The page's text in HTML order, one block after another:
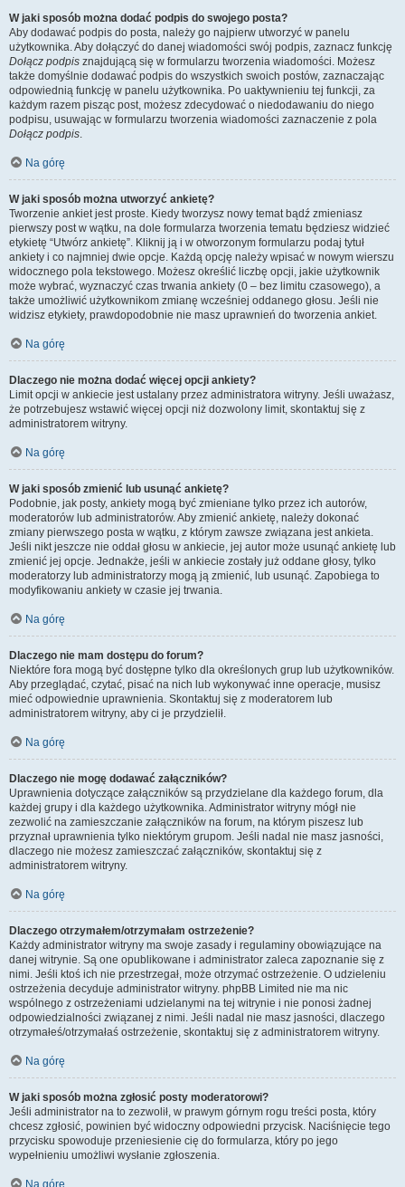
W jaki sposób można dodać podpis do swojego posta?
Aby dodawać podpis do posta, należy go najpierw utworzyć w panelu
użytkownika. Aby dołączyć do danej wiadomości swój podpis, zaznacz funkcję
Dołącz podpis znajdującą się w formularzu tworzenia wiadomości. Możesz
także domyślnie dodawać podpis do wszystkich swoich postów, zaznaczając
odpowiednią funkcję w panelu użytkownika. Po uaktywnieniu tej funkcji, za
każdym razem pisząc post, możesz zdecydować o niedodawaniu do niego
podpisu, usuwając w formularzu tworzenia wiadomości zaznaczenie z pola
Dołącz podpis.
Na górę
W jaki sposób można utworzyć ankietę?
Tworzenie ankiet jest proste. Kiedy tworzysz nowy temat bądź zmieniasz
pierwszy post w wątku, na dole formularza tworzenia tematu będziesz widzieć
etykietę “Utwórz ankietę”. Kliknij ją i w otworzonym formularzu podaj tytuł
ankiety i co najmniej dwie opcje. Każdą opcję należy wpisać w nowym wierszu
widocznego pola tekstowego. Możesz określić liczbę opcji, jakie użytkownik
może wybrać, wyznaczyć czas trwania ankiety (0 – bez limitu czasowego), a
także umożliwić użytkownikom zmianę wcześniej oddanego głosu. Jeśli nie
widzisz etykiety, prawdopodobnie nie masz uprawnień do tworzenia ankiet.
Na górę
Dlaczego nie można dodać więcej opcji ankiety?
Limit opcji w ankiecie jest ustalany przez administratora witryny. Jeśli uważasz,
że potrzebujesz wstawić więcej opcji niż dozwolony limit, skontaktuj się z
administratorem witryny.
Na górę
W jaki sposób zmienić lub usunąć ankietę?
Podobnie, jak posty, ankiety mogą być zmieniane tylko przez ich autorów,
moderatorów lub administratorów. Aby zmienić ankietę, należy dokonać
zmiany pierwszego posta w wątku, z którym zawsze związana jest ankieta.
Jeśli nikt jeszcze nie oddał głosu w ankiecie, jej autor może usunąć ankietę lub
zmienić jej opcje. Jednakże, jeśli w ankiecie zostały już oddane głosy, tylko
moderatorzy lub administratorzy mogą ją zmienić, lub usunąć. Zapobiega to
modyfikowaniu ankiety w czasie jej trwania.
Na górę
Dlaczego nie mam dostępu do forum?
Niektóre fora mogą być dostępne tylko dla określonych grup lub użytkowników.
Aby przeglądać, czytać, pisać na nich lub wykonywać inne operacje, musisz
mieć odpowiednie uprawnienia. Skontaktuj się z moderatorem lub
administratorem witryny, aby ci je przydzielił.
Na górę
Dlaczego nie mogę dodawać załączników?
Uprawnienia dotyczące załączników są przydzielane dla każdego forum, dla
każdej grupy i dla każdego użytkownika. Administrator witryny mógł nie
zezwolić na zamieszczanie załączników na forum, na którym piszesz lub
przyznał uprawnienia tylko niektórym grupom. Jeśli nadal nie masz jasności,
dlaczego nie możesz zamieszczać załączników, skontaktuj się z
administratorem witryny.
Na górę
Dlaczego otrzymałem/otrzymałam ostrzeżenie?
Każdy administrator witryny ma swoje zasady i regulaminy obowiązujące na
danej witrynie. Są one opublikowane i administrator zaleca zapoznanie się z
nimi. Jeśli ktoś ich nie przestrzegał, może otrzymać ostrzeżenie. O udzieleniu
ostrzeżenia decyduje administrator witryny. phpBB Limited nie ma nic
wspólnego z ostrzeżeniami udzielanymi na tej witrynie i nie ponosi żadnej
odpowiedzialności związanej z nimi. Jeśli nadal nie masz jasności, dlaczego
otrzymałeś/otrzymałaś ostrzeżenie, skontaktuj się z administratorem witryny.
Na górę
W jaki sposób można zgłosić posty moderatorowi?
Jeśli administrator na to zezwolił, w prawym górnym rogu treści posta, który
chcesz zgłosić, powinien być widoczny odpowiedni przycisk. Naciśnięcie tego
przycisku spowoduje przeniesienie cię do formularza, który po jego
wypełnieniu umożliwi wysłanie zgłoszenia.
Na górę